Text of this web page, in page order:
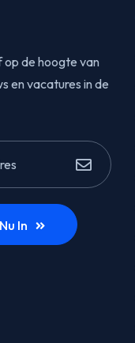
op de hoogte van
en vacatures in de
In